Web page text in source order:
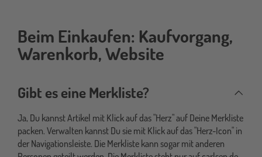
einkaufen
Beim Einkaufen: Kaufvorgang,
Warenkorb, Website
Gibt es eine Merkliste?
Ja, Du kannst Artikel mit Klick auf das "Herz" auf Deine Merkliste
packen. Verwalten kannst Du sie mit Klick auf das "Herz-Icon" in
der Navigationsleiste. Die Merkliste kann sogar mit anderen